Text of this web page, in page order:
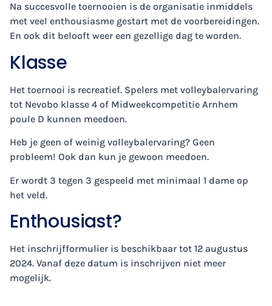
Na succesvolle toernooien is de organisatie inmiddels
met veel enthousiasme gestart met de voorbereidingen.
En ook dit belooft weer een gezellige dag te worden.
Klasse
Het toernooi is recreatief. Spelers met volleybalervaring
tot Nevobo klasse 4 of Midweekcompetitie Arnhem
poule D kunnen meedoen.
Heb je geen of weinig volleybalervaring? Geen
probleem! Ook dan kun je gewoon meedoen.
Er wordt 3 tegen 3 gespeeld met minimaal 1 dame op
het veld.
Enthousiast?
Het inschrijfformulier is beschikbaar tot 12 augustus
2024. Vanaf deze datum is inschrijven niet meer
mogelijk.